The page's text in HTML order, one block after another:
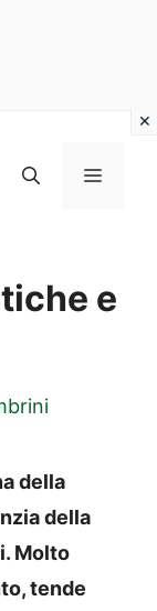
MENU
e
della
della
Molto
tende